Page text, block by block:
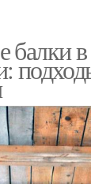
балки